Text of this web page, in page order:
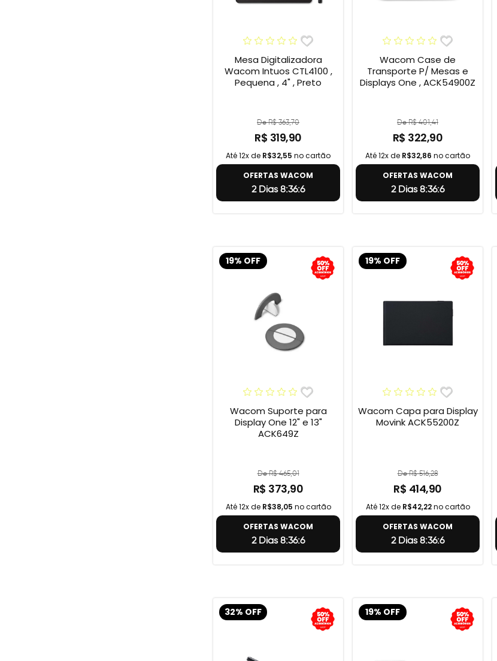
Mesa Digitalizadora
Wacom Intuos CTL4100 ,
Pequena , 4" , Preto
De R$ 363,70
R$ 319,90
Até 12x de R$32,55 no cartão
OFERTAS WACOM
2 Dias 8:36:5
Wacom Case de
Transporte P/ Mesas e
Displays One , ACK54900Z
De R$ 401,41
R$ 322,90
Até 12x de R$32,86 no cartão
OFERTAS WACOM
2 Dias 8:36:5
19% OFF
Wacom Suporte para
Display One 12" e 13"
ACK649Z
De R$ 465,01
R$ 373,90
Até 12x de R$38,05 no cartão
OFERTAS WACOM
2 Dias 8:36:5
19% OFF
Wacom Capa para Display
Movink ACK55200Z
De R$ 516,28
R$ 414,90
Até 12x de R$42,22no cartão
OFERTAS WACOM
2 Dias 8:36:5
32% OFF 19% OFF